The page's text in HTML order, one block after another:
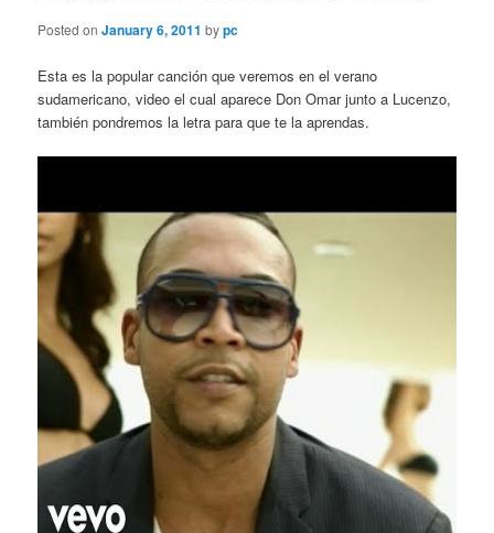
Posted onJanuary 6, 2011 bypc
Esta es la popular canción que veremos en el verano
sudamericano, video el cual aparece Don Omar junto a Lucenzo,
también pondremos la letra para que te la aprendas.